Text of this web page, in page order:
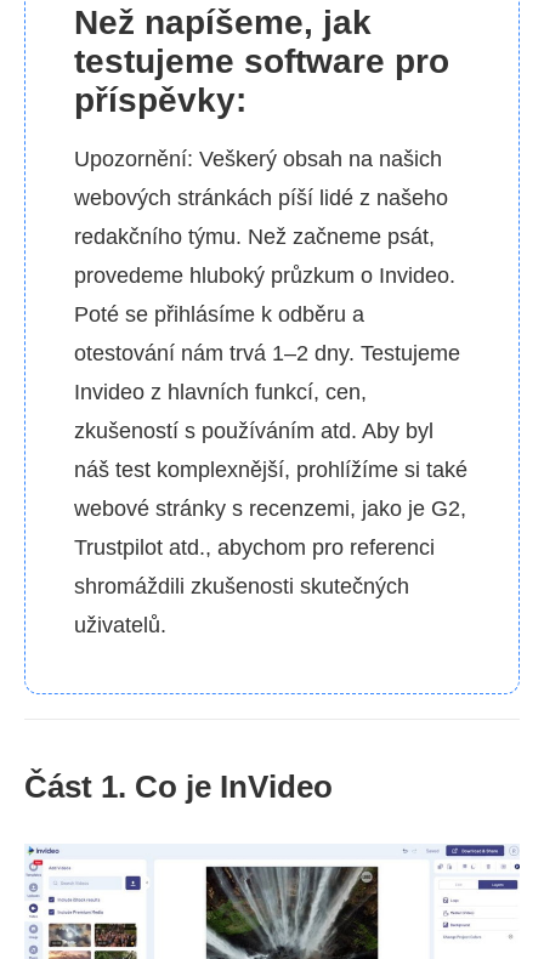
Než napíšeme, jak
testujeme software pro
příspěvky:
Upozornění: Veškerý obsah na našich
webových stránkách píší lidé z našeho
redakčního týmu. Než začneme psát,
provedeme hluboký průzkum o Invideo.
Poté se přihlásíme k odběru a
otestování nám trvá 1–2 dny. Testujeme
Invideo z hlavních funkcí, cen,
zkušeností s používáním atd. Aby byl
náš test komplexnější, prohlížíme si také
webové stránky s recenzemi, jako je G2,
Trustpilot atd., abychom pro referenci
shromáždili zkušenosti skutečných
uživatelů.
Část 1. Co je InVideo